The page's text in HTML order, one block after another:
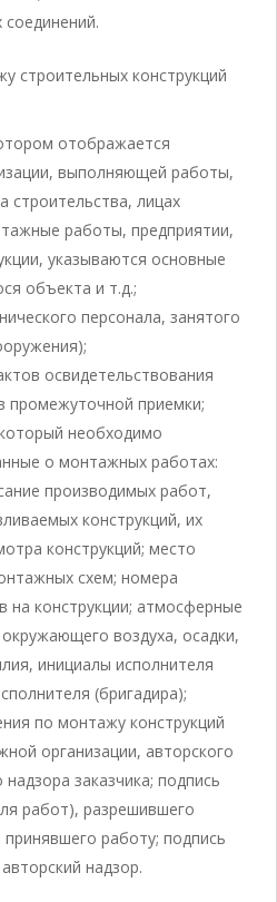
строительных конструкций
отображается
выполняющей работы,
строительства, лицах
работы, предприятии,
указываются основные
объекта и т.д.;
персонала, занятого
освидетельствования
промежуточной приемки;
необходимо
о монтажных работах:
производимых работ,
конструкций, их
конструкций; место
схем; номера
на конструкции; атмосферные
воздуха, осадки,
инициалы исполнителя
(бригадира);
по монтажу конструкций
организации, авторского
заказчика; подпись
работ), разрешившего
работу; подпись
надзор.